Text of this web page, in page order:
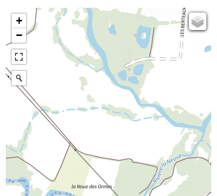
+
−
Parcellaire cadastral
Plan IGN